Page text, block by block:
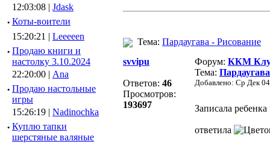
12:03:08 | Jdask
· Коты-воители
15:20:21 | Leeeeen
· Продаю книги и
настолку 3.10.2024
22:20:00 | Ana
· Продаю настольные
игры
15:26:19 | Nadinochka
· Куплю тапки
шерстяные валяные
Тема: Пардаугава - Рисование
svvipu
Ответов: 46
Просмотров:
193697
Форум: ККМ
Тема:
Добавлено: Ср Дек
Записала
ответила